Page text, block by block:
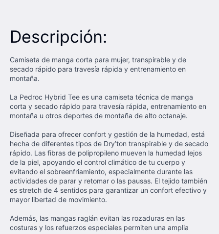
Descripción:
Camiseta de manga corta para mujer, transpirable y de
secado rápido para travesía rápida y entrenamiento en
montaña.
La Pedroc Hybrid Tee es una camiseta técnica de manga
corta y secado rápido para travesía rápida, entrenamiento en
montaña u otros deportes de montaña de alto octanaje.
Diseñada para ofrecer confort y gestión de la humedad, está
hecha de diferentes tipos de Dry’ton transpirable y de secado
rápido. Las fibras de polipropileno mueven la humedad lejos
de la piel, apoyando el control climático de tu cuerpo y
evitando el sobreenfriamiento, especialmente durante las
actividades de parar y retomar o las pausas. El tejido también
es stretch de 4 sentidos para garantizar un confort efectivo y
mayor libertad de movimiento.
Además, las mangas raglán evitan las rozaduras en las
costuras y los refuerzos especiales permiten una amplia